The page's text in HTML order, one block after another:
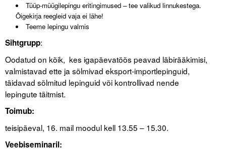
Kontakt
Liitu meililistiga
Oskusteave
Incoterms® 2020
Abimaterjalid
Projektid
Tüüp-müügilepingu eritingimused – tee valikud linnukestega.
Õigekirja reegleid vaja ei lähe!
Teeme lepingu valmis
Sihtgrupp:
Oodatud on kõik, kes igapäevatöös peavad läbirääkimisi,
valmistavad ette ja sõlmivad eksport-importlepinguid,
täidavad sõlmitud lepinguid või kontrollivad nende
lepingute täitmist.
Toimub:
teisipäeval, 16. mail moodul kell 13.55 – 15.30.
Veebiseminaril: